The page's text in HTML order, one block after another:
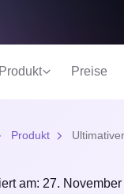
Produkt Preise
Produkt
am: 27.